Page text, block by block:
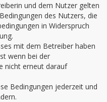
und dem Nutzer gelten
des Nutzers, die
in Widerspruch
mit dem Betreiber haben
wenn bei der
nicht erneut darauf
Bedingungen jederzeit und